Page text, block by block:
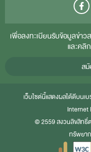
เพื่อลงทะเบียนรับข้อมูลข่า
และคลิ
สมั
เว็บไซต์นี้แสดงผลได้ดีบนเบ
Internet
© 2559 สงวนลิขสิทธิ์
ทรัพยา